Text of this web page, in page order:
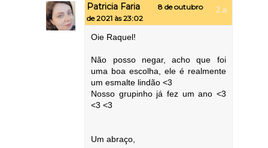
Patricia Faria
8 de outubro
de 2021 às 23:02
Oie Raquel!
Não posso negar, acho que foi
uma boa escolha, ele é realmente
um esmalte lindão <3
Nosso grupinho já fez um ano <3
<3 <3
Um abraço,